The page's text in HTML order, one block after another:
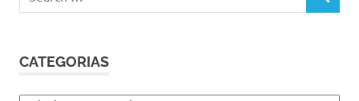
for:
CATEGORIAS